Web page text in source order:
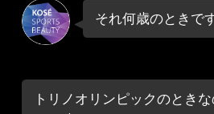
それ何歳のときで
トリノオリンピックのときな